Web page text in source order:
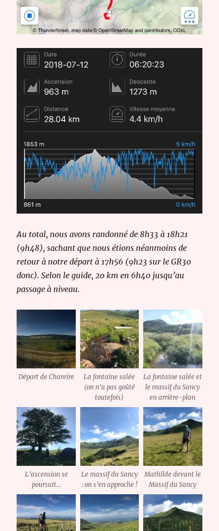
Au total, nous avons randonné de 8h33 à 18h21
(9h48), sachant que nous étions néanmoins de
retour à notre départ à 17h56 (9h23 sur le GR30
donc). Selon le guide, 20 km en 6h40 jusqu’au
passage à niveau.
Départ de Chareire
La fontaine salée
(on n’a pas goûté
toutefois)
La fontaine salée et
le massif du Sancy
en arrière-plan
L’ascension se
poursuit…
Le massif du Sancy
: on s’en approche !
Mathilde devant le
Massif du Sancy